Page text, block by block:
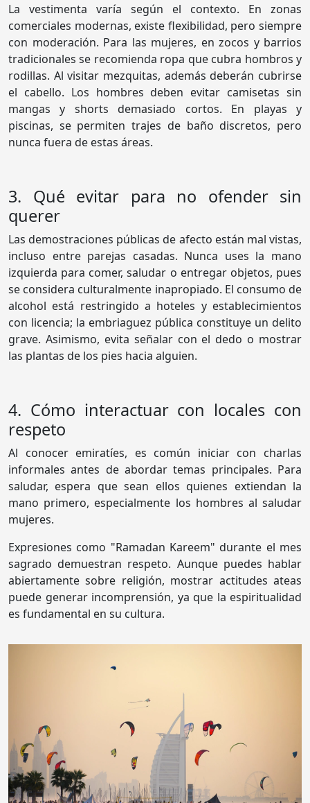
La vestimenta varía según el contexto. En zonas
comerciales modernas, existe flexibilidad, pero siempre
con moderación. Para las mujeres, en zocos y barrios
tradicionales se recomienda ropa que cubra hombros y
rodillas. Al visitar mezquitas, además deberán cubrirse
el cabello. Los hombres deben evitar camisetas sin
mangas y shorts demasiado cortos. En playas y
piscinas, se permiten trajes de baño discretos, pero
nunca fuera de estas áreas.
3. Qué evitar para no ofender sin
querer
Las demostraciones públicas de afecto están mal vistas,
incluso entre parejas casadas. Nunca uses la mano
izquierda para comer, saludar o entregar objetos, pues
se considera culturalmente inapropiado. El consumo de
alcohol está restringido a hoteles y establecimientos
con licencia; la embriaguez pública constituye un delito
grave. Asimismo, evita señalar con el dedo o mostrar
las plantas de los pies hacia alguien.
4. Cómo interactuar con locales con
respeto
Al conocer emiratíes, es común iniciar con charlas
informales antes de abordar temas principales. Para
saludar, espera que sean ellos quienes extiendan la
mano primero, especialmente los hombres al saludar
mujeres.
Expresiones como "Ramadan Kareem" durante el mes
sagrado demuestran respeto. Aunque puedes hablar
abiertamente sobre religión, mostrar actitudes ateas
puede generar incomprensión, ya que la espiritualidad
es fundamental en su cultura.